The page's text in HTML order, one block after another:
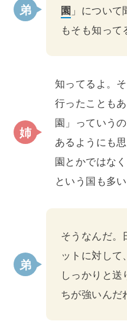
園 」につい
もそも知って
知ってるよ。
行ったことも
園」っていうの
あるようにも
園とかではな
という国も多い
そうなんだ。
ットに対して、
しっかりと
ちが強いんだ